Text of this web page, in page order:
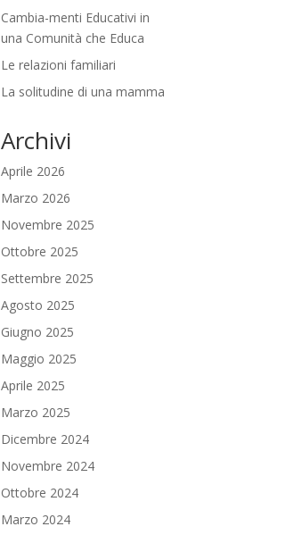
Cambia-menti Educativi in
una Comunità che Educa
Le relazioni familiari
La solitudine di una mamma
Archivi
Aprile 2026
Marzo 2026
Novembre 2025
Ottobre 2025
Settembre 2025
Agosto 2025
Giugno 2025
Maggio 2025
Aprile 2025
Marzo 2025
Dicembre 2024
Novembre 2024
Ottobre 2024
Marzo 2024